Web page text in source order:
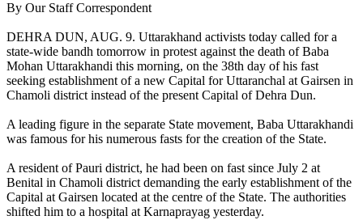
By Our Staff Correspondent
DEHRA DUN, AUG. 9. Uttarakhand activists today called for a
state-wide bandh tomorrow in protest against the death of Baba
Mohan Uttarakhandi this morning, on the 38th day of his fast
seeking establishment of a new Capital for Uttaranchal at Gairsen in
Chamoli district instead of the present Capital of Dehra Dun.
A leading figure in the separate State movement, Baba Uttarakhandi
was famous for his numerous fasts for the creation of the State.
A resident of Pauri district, he had been on fast since July 2 at
Benital in Chamoli district demanding the early establishment of the
Capital at Gairsen located at the centre of the State. The authorities
shifted him to a hospital at Karnaprayag yesterday.